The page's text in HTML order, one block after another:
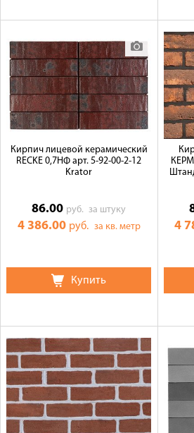
Кирпич лицевой керамический
RECKE 0,7НФ арт. 5-92-00-2-12
Krator
86.00 руб.за штуку
4 386.00 руб. за кв. метр
Купить
4